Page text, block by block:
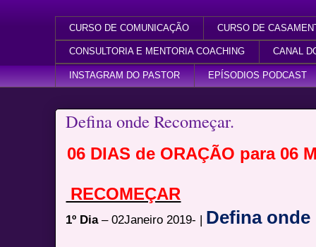
CURSO DE COMUNICAÇÃO CURSO DE
CONSULTORIA E MENTORIA COACHING CANAL
INSTAGRAM DO PASTOR EPÍSODIOS PODCAST
Defina onde Recomeçar.
06 DIAS de ORAÇÃO para 06
RECOMEÇAR
1º Dia– 02Janeiro 2019- | Defina onde